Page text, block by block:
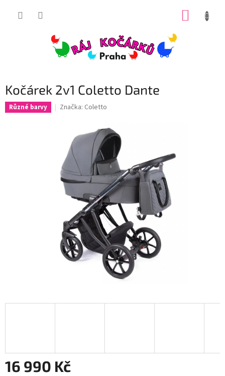
Kočárek 2v1 Coletto Dante
Různé barvy Značka: Coletto
16 990 Kč